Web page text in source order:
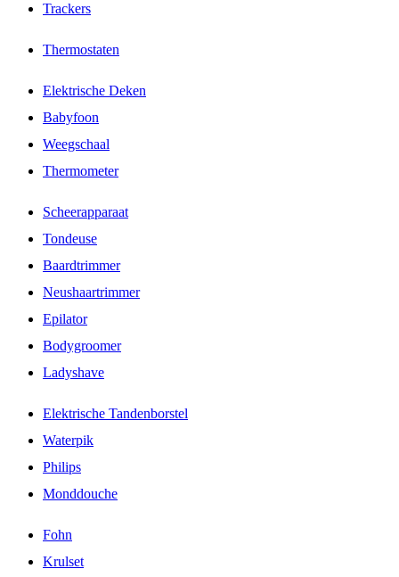
Trackers
Thermostaten
Elektrische Deken
Babyfoon
Weegschaal
Thermometer
Scheerapparaat
Tondeuse
Baardtrimmer
Neushaartrimmer
Epilator
Bodygroomer
Ladyshave
Elektrische Tandenborstel
Waterpik
Philips
Monddouche
Fohn
Krulset